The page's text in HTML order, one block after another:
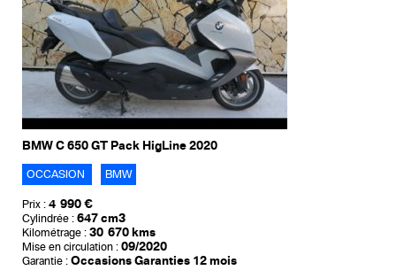
BMW C 650 GT Pack HigLine 2020
OCCASION BMW
Prix : 4 990 €
Cylindrée : 647 cm3
Kilométrage : 30 670 kms
Mise en circulation : 09/2020
Garantie : Occasions Garanties 12 mois